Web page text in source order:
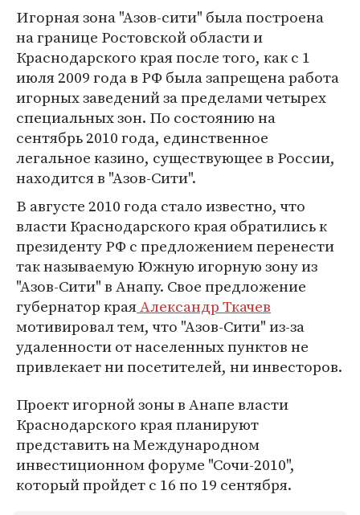
Игорная зона "Азов-сити" была построена
на границе Ростовской области и
Краснодарского края после того, как с 1
июля 2009 года в РФ была запрещена работа
игорных заведений за пределами четырех
специальных зон. По состоянию на
сентябрь 2010 года, единственное
легальное казино, существующее в России,
находится в "Азов-Сити".
В августе 2010 года стало известно, что
власти Краснодарского края обратились к
президенту РФ с предложением перенести
так называемую Южную игорную зону из
"Азов-Сити" в Анапу. Свое предложение
губернатор краяАлександр Ткачев
мотивировал тем, что "Азов-Сити" из-за
удаленности от населенных пунктов не
привлекает ни посетителей, ни инвесторов.
Проект игорной зоны в Анапе власти
Краснодарского края планируют
представить на Международном
инвестиционном форуме "Сочи-2010",
который пройдет с 16 по 19 сентября.